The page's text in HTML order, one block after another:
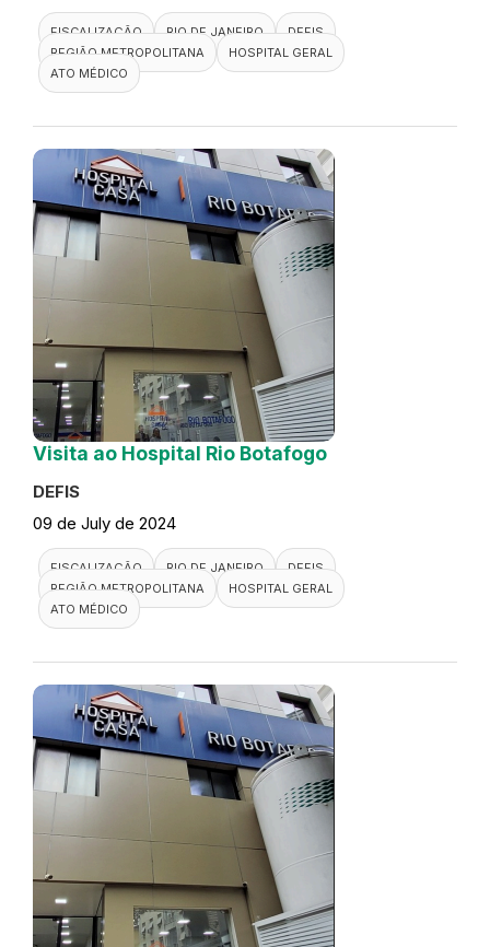
FISCALIZAÇÃO RIO DE JANEIRO
DEFIS
REGIÃO METROPOLITANA
HOSPITAL GERAL
ATO MÉDICO
Visita ao Hospital Rio Botafogo
DEFIS
09 de July de 2024
FISCALIZAÇÃO RIO DE JANEIRO
DEFIS
REGIÃO METROPOLITANA
HOSPITAL GERAL
ATO MÉDICO